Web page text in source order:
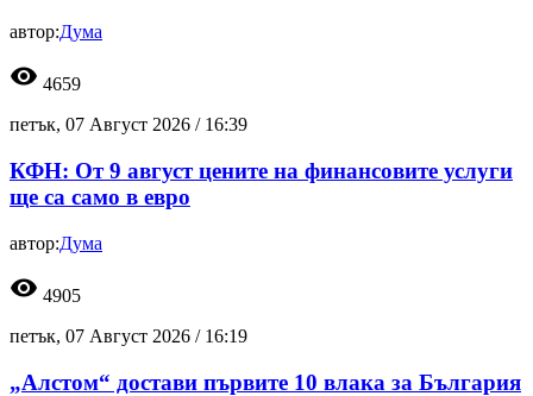
автор:Дума
visibility 4659
петък, 07 Август 2026 / 16:39
КФН: От 9 август цените на финансовите услуги
ще са само в евро
автор:Дума
visibility 4905
петък, 07 Август 2026 / 16:19
„Алстом“ достави първите 10 влака за България